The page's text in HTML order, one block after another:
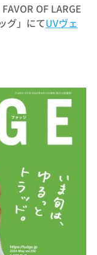
OF LARGE
グ」にてUVヴェ